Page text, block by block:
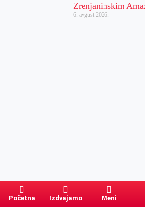
Zrenjaninskim
6. avgust 2026.
Početna Izdvajamo Meni